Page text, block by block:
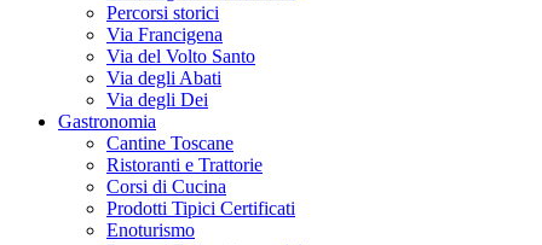
Percorsi storici
Via Francigena
Via del Volto Santo
Via degli Abati
Via degli Dei
Gastronomia
Cantine Toscane
Ristoranti e Trattorie
Corsi di Cucina
Prodotti Tipici Certificati
Enoturismo